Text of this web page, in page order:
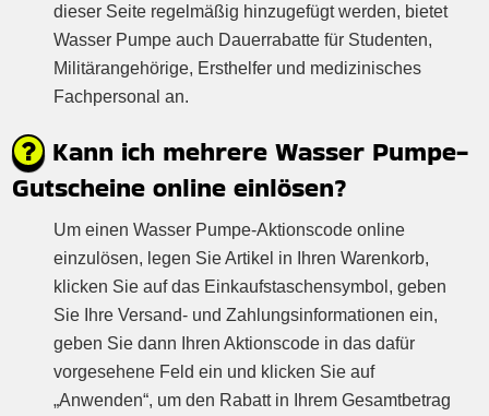
dieser Seite regelmäßig hinzugefügt werden, bietet
Wasser Pumpe auch Dauerrabatte für Studenten,
Militärangehörige, Ersthelfer und medizinisches
Fachpersonal an.
Kann ich mehrere Wasser Pumpe-
Gutscheine online einlösen?
Um einen Wasser Pumpe-Aktionscode online
einzulösen, legen Sie Artikel in Ihren Warenkorb,
klicken Sie auf das Einkaufstaschensymbol, geben
Sie Ihre Versand- und Zahlungsinformationen ein,
geben Sie dann Ihren Aktionscode in das dafür
vorgesehene Feld ein und klicken Sie auf
„Anwenden“, um den Rabatt in Ihrem Gesamtbetrag